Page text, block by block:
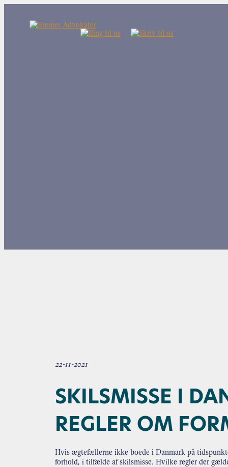
22-11-2021
SKILSMISSE I
REGLER OM
Hvis ægtefællerne ikke boede i Danmark på
forhold, i tilfælde af skilsmisse. Hvilke regler der